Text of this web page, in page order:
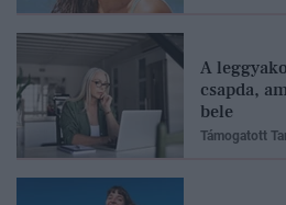
A
csapda,
bele
Támogatott